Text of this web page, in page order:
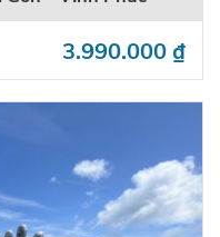
3.990.000 ₫